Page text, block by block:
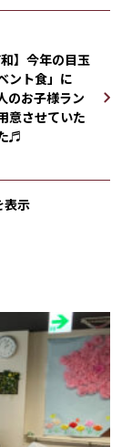
和】今年の目玉
ント食」に
のお子様ラン
意させていた
♬
表示